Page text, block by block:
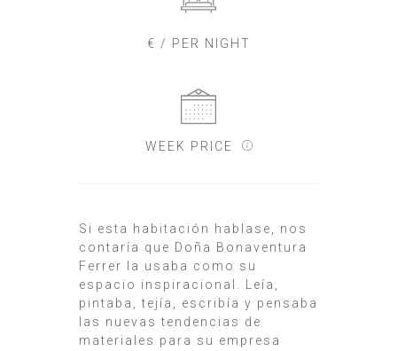
€ / PER NIGHT
WEEK PRICE
Si esta habitación hablase, nos
contaría que Doña Bonaventura
Ferrer la usaba como su
espacio inspiracional. Leía,
pintaba, tejía, escribía y pensaba
las nuevas tendencias de
materiales para su empresa